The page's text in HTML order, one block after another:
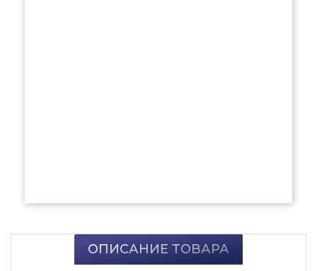
ОПИСАНИЕ ТОВАРА